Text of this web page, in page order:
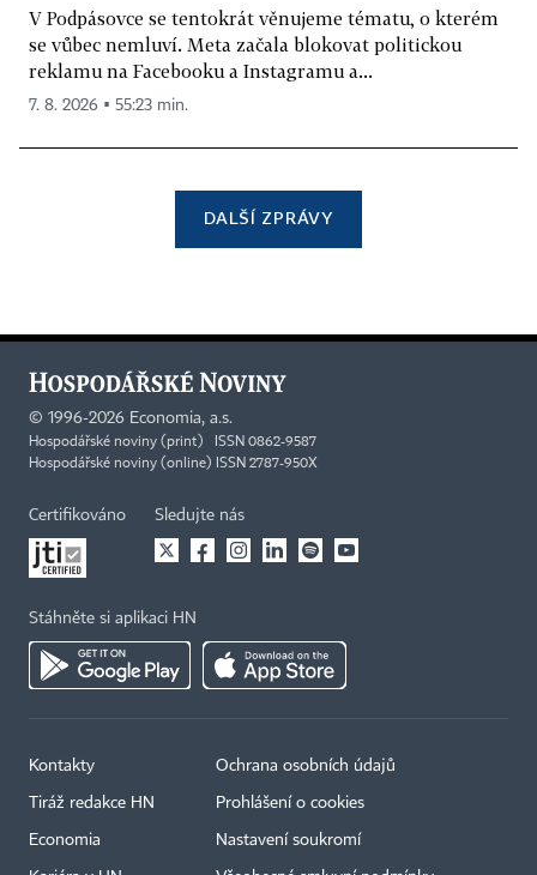
V Podpásovce se tentokrát věnujeme tématu, o kterém
se vůbec nemluví. Meta začala blokovat politickou
reklamu na Facebooku a Instagramu a...
7. 8. 2026 ▪ 55:23 min.
DALŠÍ ZPRÁVY
© 1996-2026 Economia, a.s.
Hospodářské noviny (print) ISSN 0862-9587
Hospodářské noviny (online) ISSN 2787-950X
Certifikováno Sledujte nás
Stáhněte si aplikaci HN
Kontakty
Tiráž redakce HN
Economia
Ochrana osobních údajů
Prohlášení o cookies
Nastavení soukromí